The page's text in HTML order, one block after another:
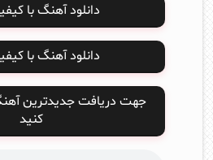
دانلود آهنگ با کیفیت
دانلود آهنگ با کیفیت
جهت دریافت جدیدترین
کنید